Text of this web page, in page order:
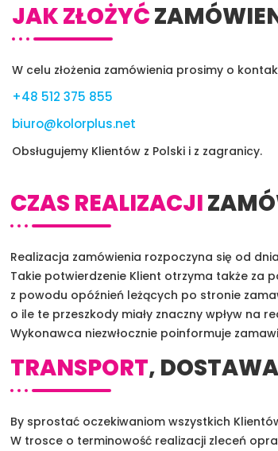
JAK ZŁOŻYĆ
W celu złożenia zamówienia prosimy o
+48 512 375 855
biuro@kolorplus.net
Obsługujemy Klientów z Polski i z zagranicy.
CZAS REALIZACJI
Realizacja zamówienia rozpoczyna się od
Takie potwierdzenie Klient otrzyma także za
z powodu opóźnień leżących po stronie
o ile te przeszkody miały znaczny wpływ na
Wykonawca niezwłocznie poinformuje
TRANSPORT,
By sprostać oczekiwaniom wszystkich
W trosce o terminowość realizacji zleceń